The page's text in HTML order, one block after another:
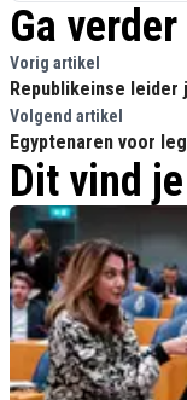
Ga
Vorig artikel
Republikeinse
Volgend artikel
Egyptenaren voor
Dit vind